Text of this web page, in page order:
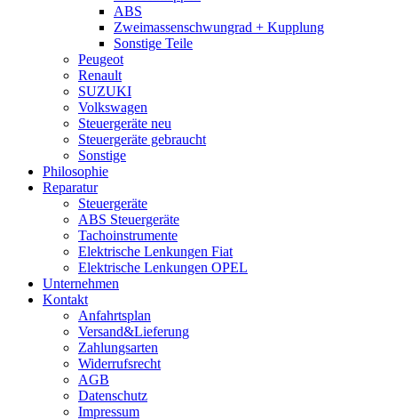
ABS
Zweimassenschwungrad + Kupplung
Sonstige Teile
Peugeot
Renault
SUZUKI
Volkswagen
Steuergeräte neu
Steuergeräte gebraucht
Sonstige
Philosophie
Reparatur
Steuergeräte
ABS Steuergeräte
Tachoinstrumente
Elektrische Lenkungen Fiat
Elektrische Lenkungen OPEL
Unternehmen
Kontakt
Anfahrtsplan
Versand&Lieferung
Zahlungsarten
Widerrufsrecht
AGB
Datenschutz
Impressum